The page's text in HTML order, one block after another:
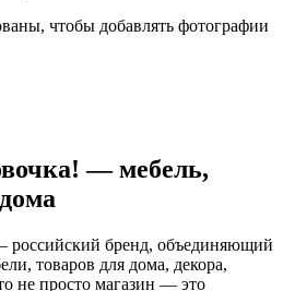
чтобы добавлять фотографии
— мебель,
российский бренд, объединяющий
товаров для дома, декора,
не просто магазин — это